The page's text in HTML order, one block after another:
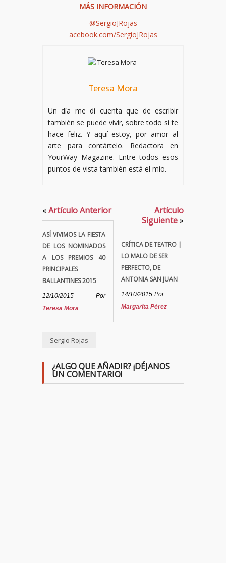
MÁS INFORMACIÓN
@SergioJRojas
acebook.com/SergioJRojas
Teresa Mora
Un día me di cuenta que de escribir
también se puede vivir, sobre todo si te
hace feliz. Y aquí estoy, por amor al
arte para contártelo. Redactora en
YourWay Magazine. Entre todos esos
puntos de vista también está el mío.
«Artículo Anterior
ASÍ VIVIMOS LA FIESTA
DE LOS NOMINADOS
A LOS PREMIOS 40
PRINCIPALES
BALLANTINES 2015
12/10/2015
Por
Teresa Mora
Artículo
Siguiente»
CRÍTICA DE TEATRO |
LO MALO DE SER
PERFECTO, DE
ANTONIA SAN JUAN
14/10/2015 Por
Margarita Pérez
Sergio Rojas
¿ALGO QUE AÑADIR? ¡DÉJANOS
UN COMENTARIO!